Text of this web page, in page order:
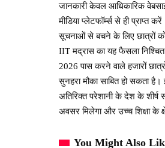
जानकारी केवल आधिकारिक
मीडिया प्लेटफॉर्म्स से ही प्राप्त
सूचनाओं से बचने के लिए छात्रों
IIT मद्रास का यह फैसला
2026 पास करने वाले हजारों
सुनहरा मौका साबित हो सकता है।
अतिरिक्त परेशानी के देश के शीर्ष
अवसर मिलेगा और उच्च शिक्षा के
You Might Also